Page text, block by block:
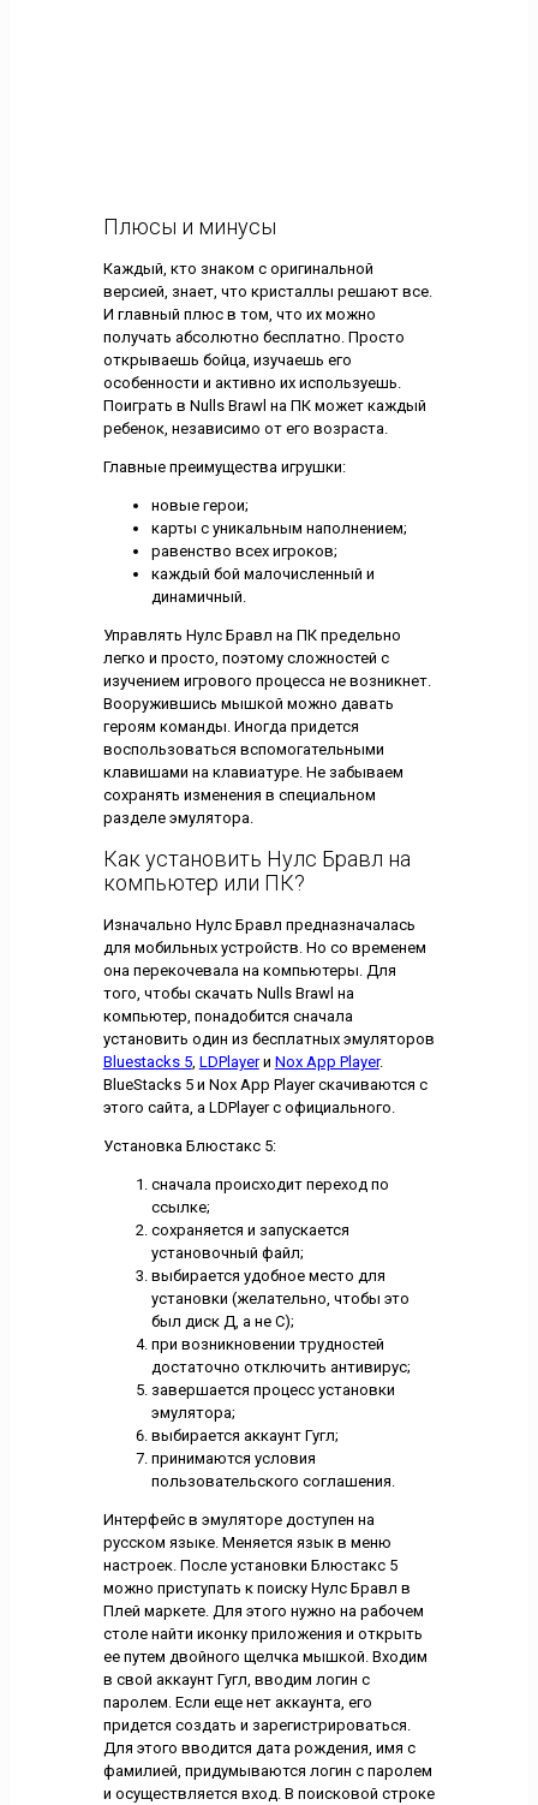
Плюсы и минусы
Каждый, кто знаком с оригинальной
версией, знает, что кристаллы решают все.
И главный плюс в том, что их можно
получать абсолютно бесплатно. Просто
открываешь бойца, изучаешь его
особенности и активно их используешь.
Поиграть в Nulls Brawl на ПК может каждый
ребенок, независимо от его возраста.
Главные преимущества игрушки:
новые герои;
карты с уникальным наполнением;
равенство всех игроков;
каждый бой малочисленный и
динамичный.
Управлять Нулс Бравл на ПК предельно
легко и просто, поэтому сложностей с
изучением игрового процесса не возникнет.
Вооружившись мышкой можно давать
героям команды. Иногда придется
воспользоваться вспомогательными
клавишами на клавиатуре. Не забываем
сохранять изменения в специальном
разделе эмулятора.
Как установить Нулс Бравл на
компьютер или ПК?
Изначально Нулс Бравл предназначалась
для мобильных устройств. Но со временем
она перекочевала на компьютеры. Для
того, чтобы скачать Nulls Brawl на
компьютер, понадобится сначала
установить один из бесплатных эмуляторов
Bluestacks 5, LDPlayerи Nox App Player.
BlueStacks 5 и Nox App Player скачиваются с
этого сайта, а LDPlayer с официального.
Установка Блюстакс 5:
сначала происходит переход по
ссылке;
сохраняется и запускается
установочный файл;
выбирается удобное место для
установки (желательно, чтобы это
был диск Д, а не С);
при возникновении трудностей
достаточно отключить антивирус;
завершается процесс установки
эмулятора;
выбирается аккаунт Гугл;
принимаются условия
пользовательского соглашения.
Интерфейс в эмуляторе доступен на
русском языке. Меняется язык в меню
настроек. После установки Блюстакс 5
можно приступать к поиску Нулс Бравл в
Плей маркете. Для этого нужно на рабочем
столе найти иконку приложения и открыть
ее путем двойного щелчка мышкой. Входим
в свой аккаунт Гугл, вводим логин с
паролем. Если еще нет аккаунта, его
придется создать и зарегистрироваться.
Для этого вводится дата рождения, имя с
фамилией, придумываются логин с паролем
и осуществляется вход. В поисковой строке